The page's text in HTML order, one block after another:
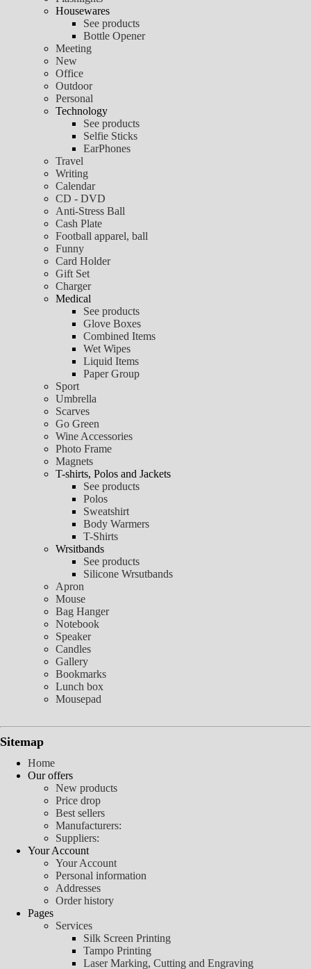
Housewares
See products
Bottle Opener
Meeting
New
Office
Outdoor
Personal
Technology
See products
Selfie Sticks
EarPhones
Travel
Writing
Calendar
CD - DVD
Anti-Stress Ball
Cash Plate
Football apparel, ball
Funny
Card Holder
Gift Set
Charger
Medical
See products
Glove Boxes
Combined Items
Wet Wipes
Liquid Items
Paper Group
Sport
Umbrella
Scarves
Go Green
Wine Accessories
Photo Frame
Magnets
T-shirts, Polos and Jackets
See products
Polos
Sweatshirt
Body Warmers
T-Shirts
Wrsitbands
See products
Silicone Wrsutbands
Apron
Mouse
Bag Hanger
Notebook
Speaker
Candles
Gallery
Bookmarks
Lunch box
Mousepad
Sitemap
Home
Our offers
New products
Price drop
Best sellers
Manufacturers:
Suppliers:
Your Account
Your Account
Personal information
Addresses
Order history
Pages
Services
Silk Screen Printing
Tampo Printing
Laser Marking, Cutting and Engraving